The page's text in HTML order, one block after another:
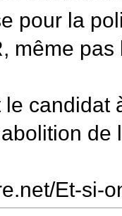
pour la
même
le
Et-si-